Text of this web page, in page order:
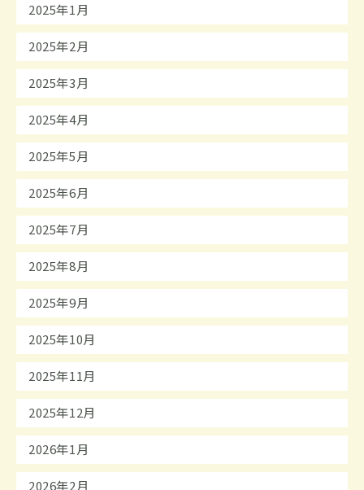
2025年1月
2025年2月
2025年3月
2025年4月
2025年5月
2025年6月
2025年7月
2025年8月
2025年9月
2025年10月
2025年11月
2025年12月
2026年1月
2026年2月